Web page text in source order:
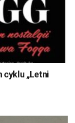
cyklu „Letni